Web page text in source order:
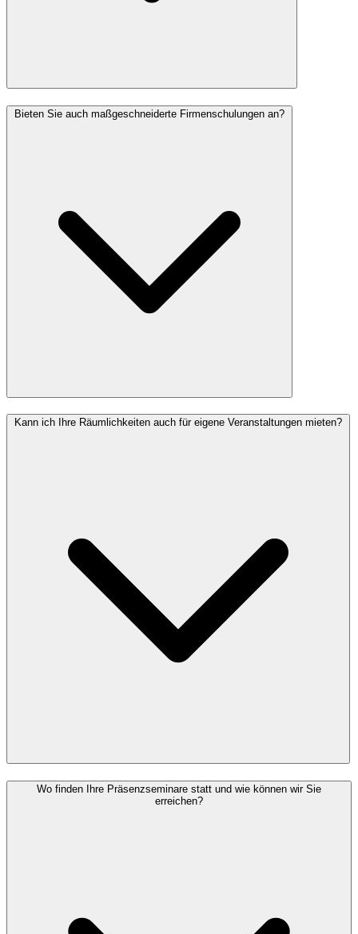
Bieten Sie auch maßgeschneiderte Firmenschulungen an?
Kann ich Ihre Räumlichkeiten auch für eigene Veranstaltungen mieten?
Wo finden Ihre Präsenzseminare statt und wie können wir Sie
erreichen?